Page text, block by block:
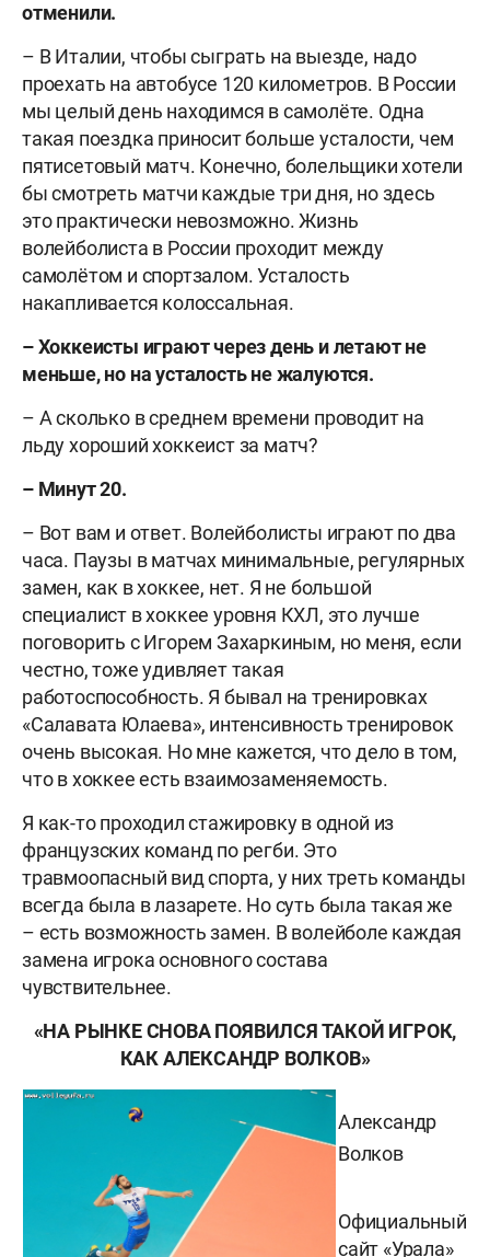
отменили.
– В Италии, чтобы сыграть на выезде, надо
проехать на автобусе 120 километров. В России
мы целый день находимся в самолёте. Одна
такая поездка приносит больше усталости, чем
пятисетовый матч. Конечно, болельщики хотели
бы смотреть матчи каждые три дня, но здесь
это практически невозможно. Жизнь
волейболиста в России проходит между
самолётом и спортзалом. Усталость
накапливается колоссальная.
– Хоккеисты играют через день и летают не
меньше, но на усталость не жалуются.
– А сколько в среднем времени проводит на
льду хороший хоккеист за матч?
– Минут 20.
– Вот вам и ответ. Волейболисты играют по два
часа. Паузы в матчах минимальные, регулярных
замен, как в хоккее, нет. Я не большой
специалист в хоккее уровня КХЛ, это лучше
поговорить с Игорем Захаркиным, но меня, если
честно, тоже удивляет такая
работоспособность. Я бывал на тренировках
«Салавата Юлаева», интенсивность тренировок
очень высокая. Но мне кажется, что дело в том,
что в хоккее есть взаимозаменяемость.
Я как-то проходил стажировку в одной из
французских команд по регби. Это
травмоопасный вид спорта, у них треть команды
всегда была в лазарете. Но суть была такая же
– есть возможность замен. В волейболе каждая
замена игрока основного состава
чувствительнее.
«НА РЫНКЕ СНОВА ПОЯВИЛСЯ ТАКОЙ ИГРОК,
КАК АЛЕКСАНДР ВОЛКОВ»
Александр
Волков
Официальный
сайт «Урала»